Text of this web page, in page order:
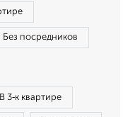
Без посредников
В 3‑к квартире